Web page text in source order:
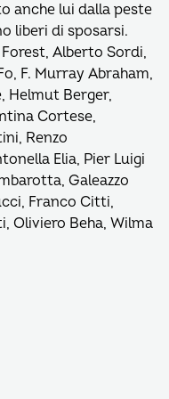
anche lui dalla peste
liberi di sposarsi.
Alberto Sordi,
F. Murray Abraham,
Helmut Berger,
Cortese,
Renzo
Elia, Pier Luigi
Galeazzo
Franco Citti,
Oliviero Beha, Wilma